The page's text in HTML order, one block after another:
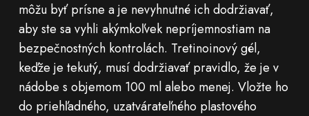
môžu byť prísne a je nevyhnutné ich dodržiavať,
aby ste sa vyhli akýmkoľvek nepríjemnostiam na
bezpečnostných kontrolách. Tretinoinový gél,
keďže je tekutý, musí dodržiavať pravidlo, že je v
nádobe s objemom 100 ml alebo menej. Vložte ho
do priehľadného, ​​uzatvárateľného plastového